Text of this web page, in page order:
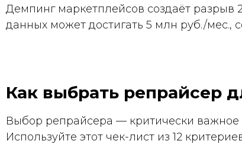
Демпинг маркетплейсов создаёт разрыв
данных может достигать 5 млн руб./
Как выбрать репрайсер
Выбор репрайсера — критически
Используйте этот чек-лист из 12